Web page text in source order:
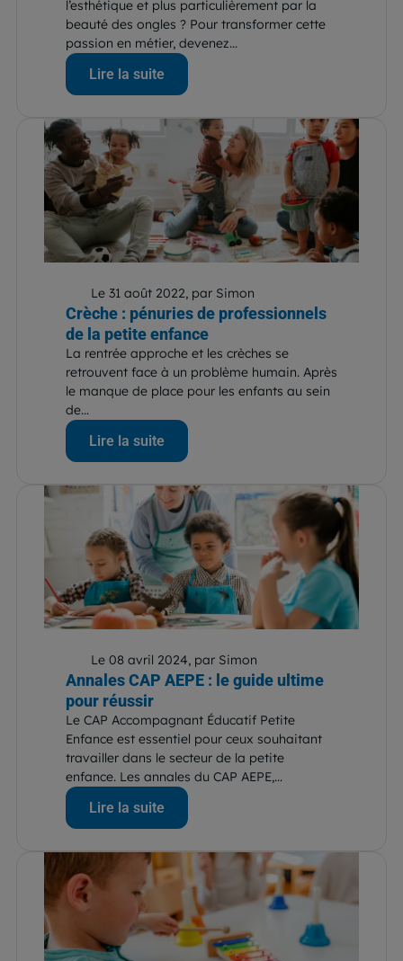
l’esthétique et plus particulièrement par la
beauté des ongles ? Pour transformer cette
passion en métier, devenez...
Lire la suite
Le 31 août 2022, par Simon
Crèche : pénuries de professionnels
de la petite enfance
La rentrée approche et les crèches se
retrouvent face à un problème humain. Après
le manque de place pour les enfants au sein
de...
Lire la suite
Le 08 avril 2024, par Simon
Annales CAP AEPE : le guide ultime
pour réussir
Le CAP Accompagnant Éducatif Petite
Enfance est essentiel pour ceux souhaitant
travailler dans le secteur de la petite
enfance. Les annales du CAP AEPE,...
Lire la suite